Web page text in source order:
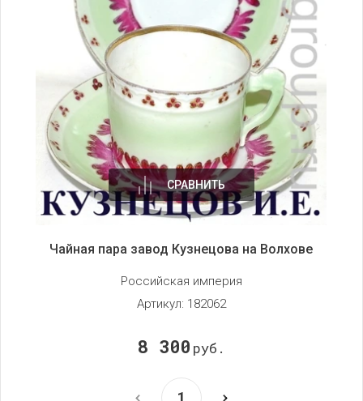
СРАВНИТЬ
Чайная пара завод Кузнецова на Волхове
Российская империя
Артикул: 182062
8 300 руб.